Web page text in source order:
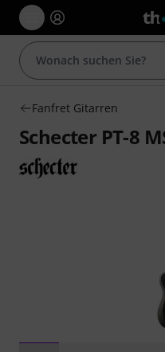
Fanfret Gitarren
Schecter PT-8